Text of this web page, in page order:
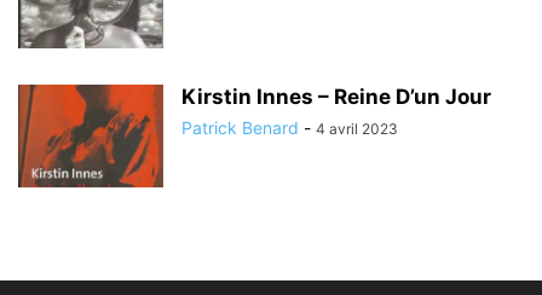
Kirstin Innes – Reine D’un Jour
Patrick Benard - 4 avril 2023